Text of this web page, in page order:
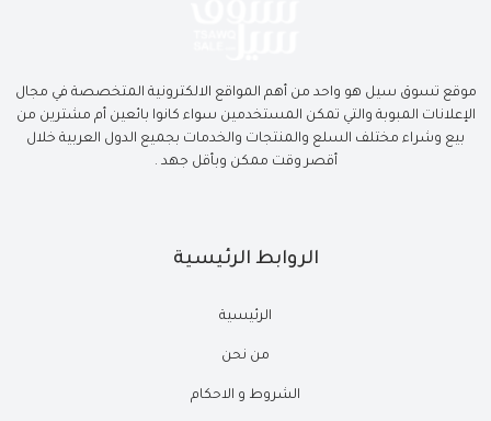
موقع تسوق سيل هو واحد من أهم المواقع الالكترونية المتخصصة في مجال
الإعلانات المبوبة والتي تمكن المستخدمين سواء كانوا بائعين أم مشترين من
بيع وشراء مختلف السلع والمنتجات والخدمات بجميع الدول العربية خلال
أقصر وقت ممكن وبأقل جهد .
الروابط الرئيسية
الرئيسية
من نحن
الشروط و الاحكام